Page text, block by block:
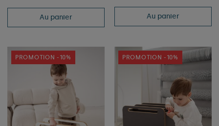
Au panier Au panier
PROMOTION -10% PROMOTION -10%